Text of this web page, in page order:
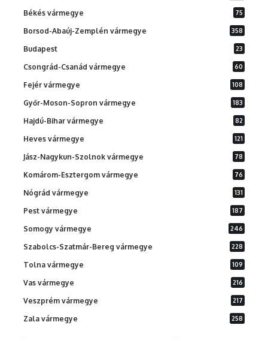
Békés vármegye 75
Borsod-Abaúj-Zemplén vármegye 358
Budapest 23
Csongrád-Csanád vármegye 60
Fejér vármegye 108
Győr-Moson-Sopron vármegye 183
Hajdú-Bihar vármegye 82
Heves vármegye 121
Jász-Nagykun-Szolnok vármegye 78
Komárom-Esztergom vármegye 76
Nógrád vármegye 131
Pest vármegye 187
Somogy vármegye 246
Szabolcs-Szatmár-Bereg vármegye 228
Tolna vármegye 109
Vas vármegye 216
Veszprém vármegye 217
Zala vármegye 258